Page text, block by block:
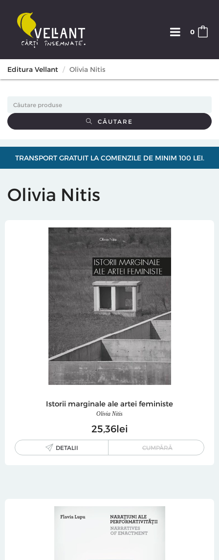
0
Editura Vellant Olivia Nitis
CĂUTARE
TRANSPORT GRATUIT LA COMENZILE DE MINIM 100 LEI.
Olivia Nitis
Istorii marginale ale artei feministe
Olivia Nitis
2536lei
DETALII CUMPĂRĂ